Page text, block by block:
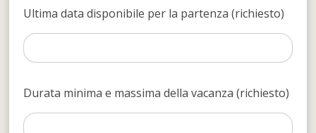
Ultima data disponibile per la partenza (richiesto)
Durata minima e massima della vacanza (richiesto)